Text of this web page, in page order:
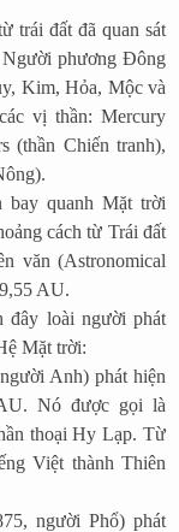
trái đất đã quan sát
Người phương Đông
Kim, Hỏa, Mộc và
vị thần: Mercury
(thần Chiến tranh),
bay quanh Mặt trời
cách từ Trái đất
văn (Astronomical
AU.
đây loài người phát
Mặt trời:
Anh) phát hiện
Nó được gọi là
thoại Hy Lạp. Từ
Việt thành Thiên
người Phổ) phát